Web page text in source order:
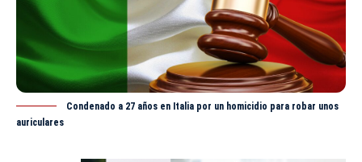
Condenado a 27 años en Italia por un homicidio para robar unos
auriculares